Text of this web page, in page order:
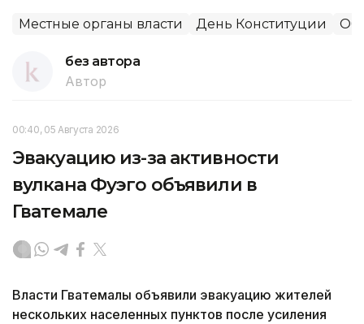
Местные органы власти День Конституции
без автора
Автор
00:40, 05 Августа 2026
Эвакуацию из-за активности
вулкана Фуэго объявили в
Гватемале
Власти Гватемалы объявили эвакуацию жителей
нескольких населенных пунктов после усиления